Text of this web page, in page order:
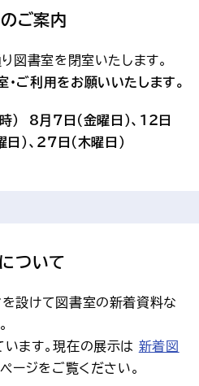
ご案内
図書室を閉室いたします。
ご利用をお願いいたします。
） 8月7日(金曜日)、12日
日)、27日(木曜日)
ついて
を設けて図書室の新着資料な
ます。現在の展示は 新着図
ページをご覧ください。